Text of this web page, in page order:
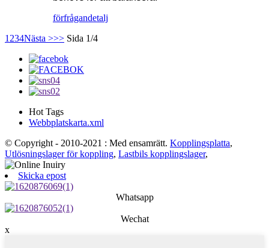
förfrågandetalj
1 234Nästa >>> Sida 1/4
Hot Tags
Webbplatskarta.xml
© Copyright - 2010-2021 : Med ensamrätt. Kopplingsplatta,
Utlösningslager för koppling, Lastbils kopplingslager,
Skicka epost
Whatsapp
Wechat
x